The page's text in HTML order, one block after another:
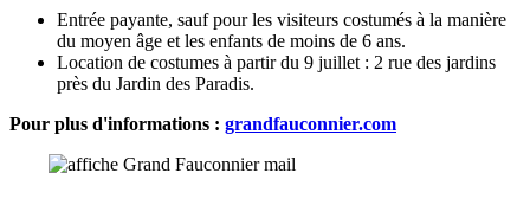
Entrée payante, sauf pour les visiteurs costumés à la manière
du moyen âge et les enfants de moins de 6 ans.
Location de costumes à partir du 9 juillet : 2 rue des jardins
près du Jardin des Paradis.
Pour plus d'informations : grandfauconnier.com